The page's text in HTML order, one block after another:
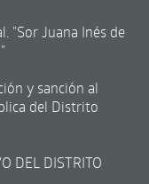
"Sor Juana Inés de
y sanción al
del Distrito
DEL DISTRITO